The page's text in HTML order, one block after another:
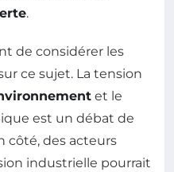
.
de considérer les
ce sujet. La tension
et le
est un débat de
côté, des acteurs
industrielle pourrait